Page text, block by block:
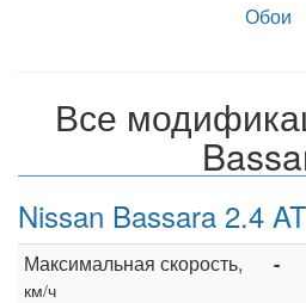
Обои
Все
Nissan Bassara 2.4 AT
Максимальная скорость,
км/ч
-